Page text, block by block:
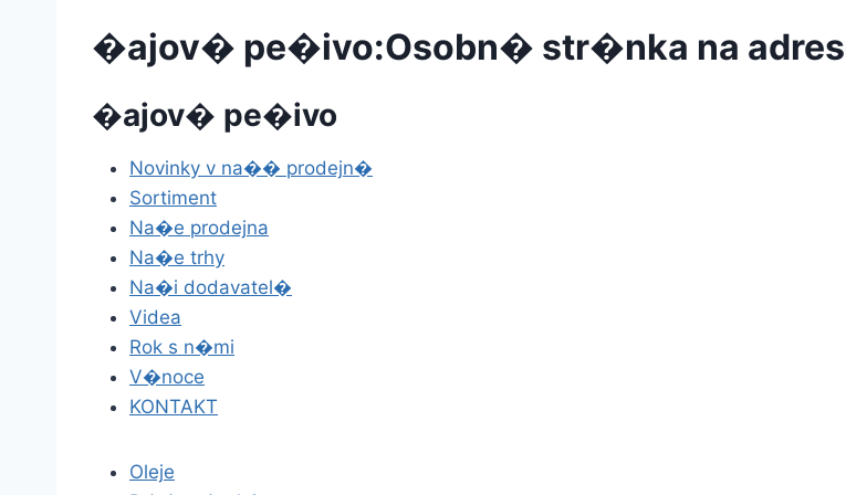
�ajov� pe�ivo:Osobn� str�nka na
�ajov� pe�ivo
Novinky v na�� prodejn�
Sortiment
Na�e prodejna
Na�e trhy
Na�i dodavatel�
Videa
Rok s n�mi
V�noce
KONTAKT
Oleje